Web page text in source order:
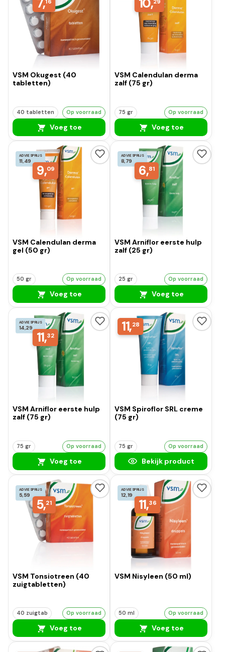
7,16
VSM Okugest (40
tabletten)
40 tabletten Op voorraad
Voeg toe
10,29
VSM Calendulan derma
zalf (75 gr)
75 gr Op voorraad
Voeg toe
ADVIESPRIJS
11,49
9,09
VSM Calendulan derma
gel (50 gr)
50 gr Op voorraad
Voeg toe
ADVIESPRIJS
8,79
6,81
VSM Arniflor eerste hulp
zalf (25 gr)
25 gr Op voorraad
Voeg toe
ADVIESPRIJS
14,29
11,32
VSM Arniflor eerste hulp
zalf (75 gr)
75 gr Op voorraad
Voeg toe
11,28
VSM Spiroflor SRL creme
(75 gr)
75 gr Op voorraad
Bekijk product
ADVIESPRIJS
5,59
5,21
VSM Tonsiotreen (40
zuigtabletten)
40 zuigtab Op voorraad
Voeg toe
ADVIESPRIJS
12,19
11,36
VSM Nisyleen (50 ml)
50 ml Op voorraad
Voeg toe